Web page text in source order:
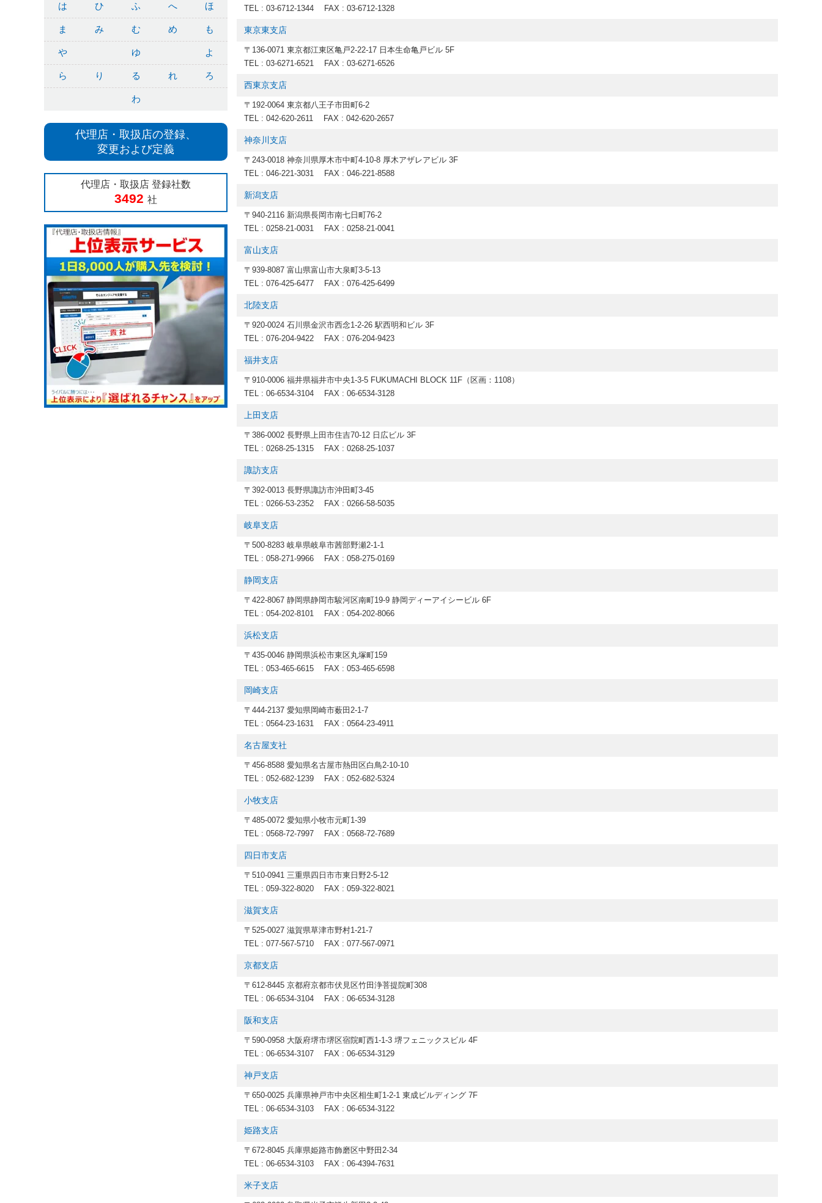
は ひ ふ へ ほ
ま み む め も
や ゆ よ
ら り る れ ろ
わ
代理店・取扱店の登録、
変更および定義
代理店・取扱店 登録社数
3492 社
TEL : 03-6712-1344
FAX : 03-6712-1328
東京東支店
〒136-0071 東京都江東区亀戸2-22-17 日本生命亀戸ビル 5F
TEL : 03-6271-6521
FAX : 03-6271-6526
西東京支店
〒192-0064 東京都八王子市田町6-2
TEL : 042-620-2611
FAX : 042-620-2657
神奈川支店
〒243-0018 神奈川県厚木市中町4-10-8 厚木アザレアビル 3F
TEL : 046-221-3031
FAX : 046-221-8588
新潟支店
〒940-2116 新潟県長岡市南七日町76-2
TEL : 0258-21-0031
FAX : 0258-21-0041
富山支店
〒939-8087 富山県富山市大泉町3-5-13
TEL : 076-425-6477
FAX : 076-425-6499
北陸支店
〒920-0024 石川県金沢市西念1-2-26 駅西明和ビル 3F
TEL : 076-204-9422
FAX : 076-204-9423
福井支店
〒910-0006 福井県福井市中央1-3-5 FUKUMACHI BLOCK 11F（区画：1108）
TEL : 06-6534-3104
FAX : 06-6534-3128
上田支店
〒386-0002 長野県上田市住吉70-12 日広ビル 3F
TEL : 0268-25-1315
FAX : 0268-25-1037
諏訪支店
〒392-0013 長野県諏訪市沖田町3-45
TEL : 0266-53-2352
FAX : 0266-58-5035
岐阜支店
〒500-8283 岐阜県岐阜市茜部野瀬2-1-1
TEL : 058-271-9966
FAX : 058-275-0169
静岡支店
〒422-8067 静岡県静岡市駿河区南町19-9 静岡ディーアイシービル 6F
TEL : 054-202-8101
FAX : 054-202-8066
浜松支店
〒435-0046 静岡県浜松市東区丸塚町159
TEL : 053-465-6615
FAX : 053-465-6598
岡崎支店
〒444-2137 愛知県岡崎市薮田2-1-7
TEL : 0564-23-1631
FAX : 0564-23-4911
名古屋支社
〒456-8588 愛知県名古屋市熱田区白鳥2-10-10
TEL : 052-682-1239
FAX : 052-682-5324
小牧支店
〒485-0072 愛知県小牧市元町1-39
TEL : 0568-72-7997
FAX : 0568-72-7689
四日市支店
〒510-0941 三重県四日市市東日野2-5-12
TEL : 059-322-8020
FAX : 059-322-8021
滋賀支店
〒525-0027 滋賀県草津市野村1-21-7
TEL : 077-567-5710
FAX : 077-567-0971
京都支店
〒612-8445 京都府京都市伏見区竹田浄菩提院町308
TEL : 06-6534-3104
FAX : 06-6534-3128
阪和支店
〒590-0958 大阪府堺市堺区宿院町西1-1-3 堺フェニックスビル 4F
TEL : 06-6534-3107
FAX : 06-6534-3129
神戸支店
〒650-0025 兵庫県神戸市中央区相生町1-2-1 東成ビルディング 7F
TEL : 06-6534-3103
FAX : 06-6534-3122
姫路支店
〒672-8045 兵庫県姫路市飾磨区中野田2-34
TEL : 06-6534-3103
FAX : 06-4394-7631
米子支店